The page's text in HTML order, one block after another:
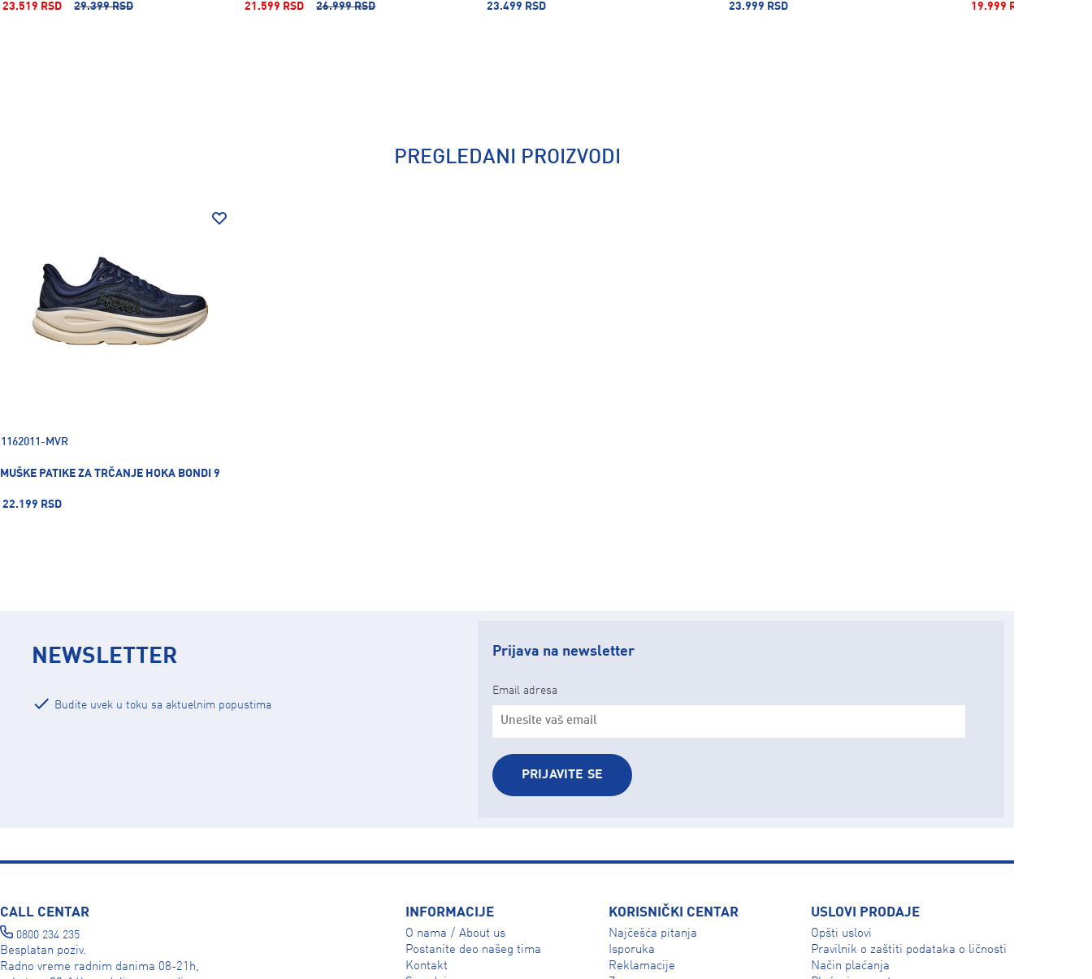
23.519 RSD 29.399 RSD 21.599 RSD 26.999 RSD 23.499 RSD 23.999 RSD 19.999 RSD
PREGLEDANI PROIZVODI
1162011-MVR
MUŠKE PATIKE ZA TRČANJE HOKA BONDI 9
22.199 RSD
NEWSLETTER
Budite uvek u toku sa aktuelnim popustima
Prijava na newsletter
Email adresa
PRIJAVITE SE
CALL CENTAR
0800 234 235
Besplatan poziv.
Radno vreme radnim danima 08-21h,
INFORMACIJE
O nama / About us
Postanite deo našeg tima
Kontakt
KORISNIČKI CENTAR
Najčešća pitanja
Isporuka
Reklamacije
USLOVI PRODAJE
Opšti uslovi
Pravilnik o zaštiti podataka o ličnosti
Način plaćanja